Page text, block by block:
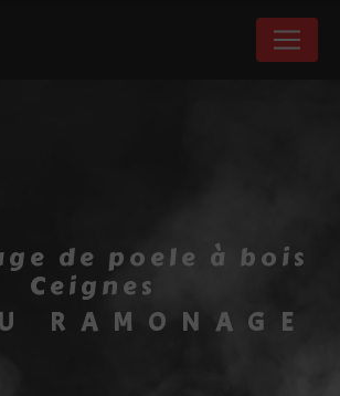
Ceignes
RAMONAGE